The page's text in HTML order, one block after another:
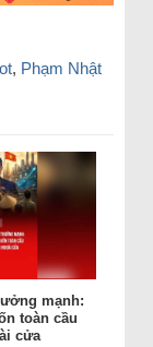
, Phạm Nhật
mạnh:
toàn cầu
cửa